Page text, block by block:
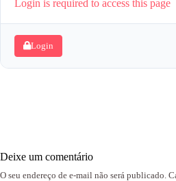
Login is required to access this page
Login
Deixe um comentário
O seu endereço de e-mail não será publicado.